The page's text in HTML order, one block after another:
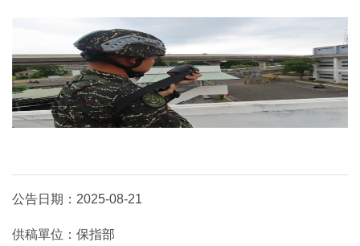
公告日期： 2025-08-21
供稿單位： 保指部